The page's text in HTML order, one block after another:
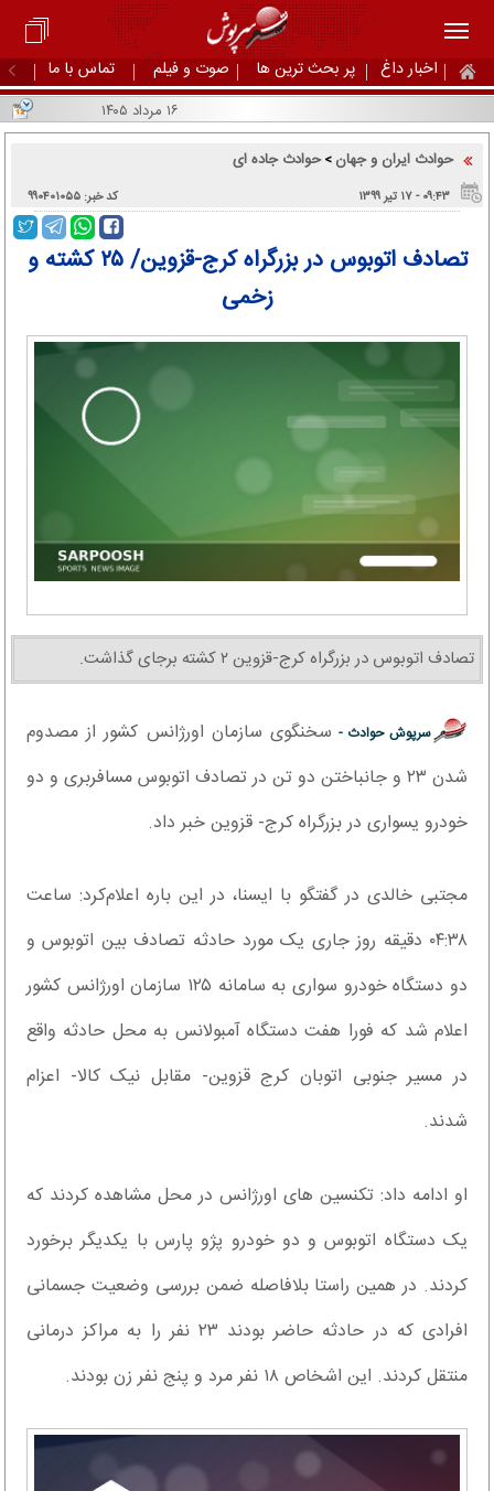
اخبار داغ پر بحث ترین ها صوت و فیلم تماس با ما
حوادث ایران و جهان >حوادث جاده ای
۰۹:۴۳ - ۱۷ تير ۱۳۹۹ کد خبر: ۹۹۰۴۰۱۰۵۵
تصادف اتوبوس در بزرگراه کرج-قزوین/ ۲۵ کشته و
زخمی
تصادف اتوبوس در بزرگراه کرج-قزوین ۲ کشته برجای گذاشت.
سرپوش حوادث - سخنگوی سازمان اورژانس کشور از مصدوم
شدن ٢٣ و جانباختن دو تن در تصادف اتوبوس مسافربری و دو
خودرو یسواری در بزرگراه کرج- قزوین خبر داد.
مجتبی خالدی در گفتگو با ایسنا، در این باره اعلام‌کرد: ساعت
٠۴:٣٨ دقیقه روز جاری یک مورد حادثه تصادف بین اتوبوس و
دو دستگاه خودرو سواری به سامانه ١٢۵ سازمان اورژانس کشور
اعلام شد که فورا هفت دستگاه آمبولانس به محل حادثه واقع
در مسیر جنوبی اتوبان کرج قزوین- مقابل نیک کالا- اعزام
شدند.
او ادامه داد: تکنسین های اورژانس در محل مشاهده کردند که
یک دستگاه اتوبوس و دو خودرو پژو پارس با یکدیگر برخورد
کردند. در همین راستا بلافاصله ضمن بررسی وضعیت جسمانی
افرادی که در حادثه حاضر بودند ٢٣ نفر را به مراکز درمانی
منتقل کردند. این اشخاص ١٨ نفر مرد و پنج نفر زن بودند.